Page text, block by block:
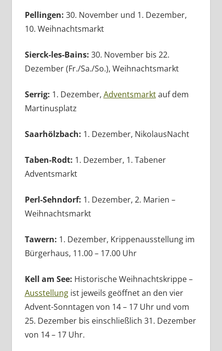
Pellingen: 30. November und 1. Dezember,
10. Weihnachtsmarkt
Sierck-les-Bains: 30. November bis 22.
Dezember (Fr./Sa./So.), Weihnachtsmarkt
Serrig: 1. Dezember, Adventsmarktauf dem
Martinusplatz
Saarhölzbach: 1. Dezember, NikolausNacht
Taben-Rodt: 1. Dezember, 1. Tabener
Adventsmarkt
Perl-Sehndorf: 1. Dezember, 2. Marien –
Weihnachtsmarkt
Tawern: 1. Dezember, Krippenausstellung im
Bürgerhaus, 11.00 – 17.00 Uhr
Kell am See: Historische Weihnachtskrippe –
Ausstellungist jeweils geöffnet an den vier
Advent-Sonntagen von 14 – 17 Uhr und vom
25. Dezember bis einschließlich 31. Dezember
von 14 – 17 Uhr.